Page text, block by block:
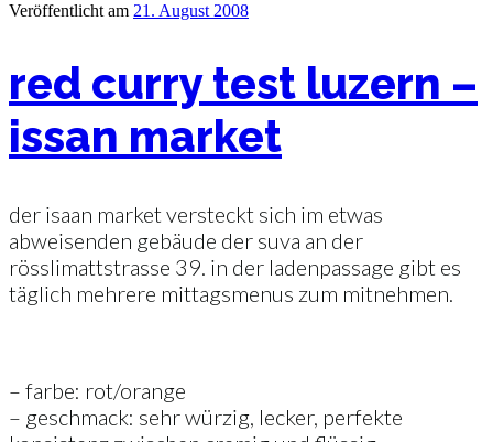
Veröffentlicht am 21. August 2008
red curry test luzern –
issan market
der isaan market versteckt sich im etwas
abweisenden gebäude der suva an der
rösslimattstrasse 39. in der ladenpassage gibt es
täglich mehrere mittagsmenus zum mitnehmen.
– farbe: rot/orange
– geschmack: sehr würzig, lecker, perfekte